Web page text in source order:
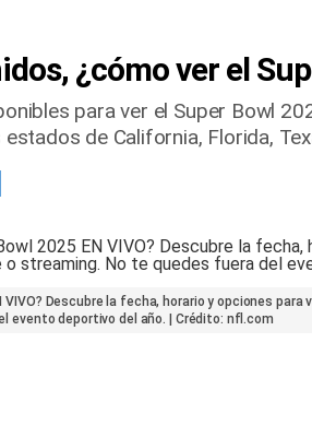
¿cómo ver el
para ver el Super Bowl
de California, Florida,
VIVO? Descubre la fecha, horario y opciones para
evento deportivo del año. | Crédito: nfl.com